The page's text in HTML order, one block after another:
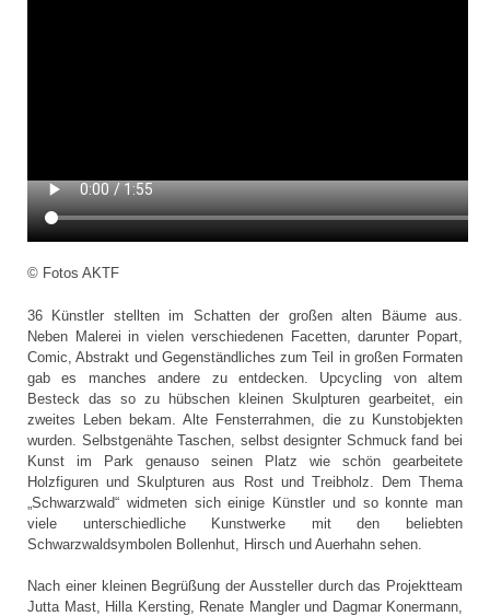
© Fotos AKTF
36 Künstler stellten im Schatten der großen alten Bäume aus.
Neben Malerei in vielen verschiedenen Facetten, darunter Popart,
Comic, Abstrakt und Gegenständliches zum Teil in großen Formaten
gab es manches andere zu entdecken. Upcycling von altem
Besteck das so zu hübschen kleinen Skulpturen gearbeitet, ein
zweites Leben bekam. Alte Fensterrahmen, die zu Kunstobjekten
wurden. Selbstgenähte Taschen, selbst designter Schmuck fand bei
Kunst im Park genauso seinen Platz wie schön gearbeitete
Holzfiguren und Skulpturen aus Rost und Treibholz. Dem Thema
„Schwarzwald“ widmeten sich einige Künstler und so konnte man
viele unterschiedliche Kunstwerke mit den beliebten
Schwarzwaldsymbolen Bollenhut, Hirsch und Auerhahn sehen.
Nach einer kleinen Begrüßung der Aussteller durch das Projektteam
Jutta Mast, Hilla Kersting, Renate Mangler und Dagmar Konermann,